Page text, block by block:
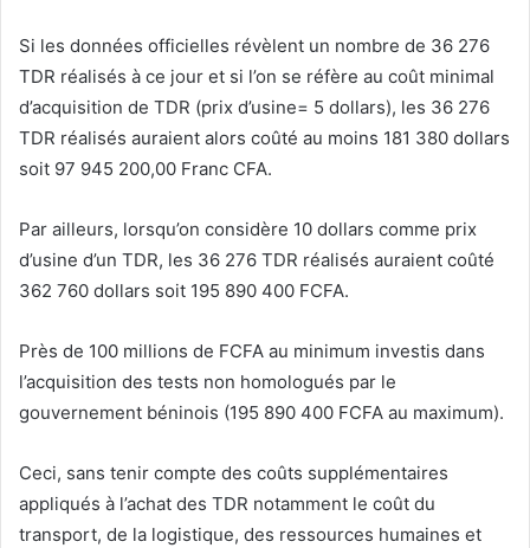
Si les données officielles révèlent un nombre de 36 276
TDR réalisés à ce jour et si l’on se réfère au coût minimal
d’acquisition de TDR (prix d’usine= 5 dollars), les 36 276
TDR réalisés auraient alors coûté au moins 181 380 dollars
soit 97 945 200,00 Franc CFA.
Par ailleurs, lorsqu’on considère 10 dollars comme prix
d’usine d’un TDR, les 36 276 TDR réalisés auraient coûté
362 760 dollars soit 195 890 400 FCFA.
Près de 100 millions de FCFA au minimum investis dans
l’acquisition des tests non homologués par le
gouvernement béninois (195 890 400 FCFA au maximum).
Ceci, sans tenir compte des coûts supplémentaires
appliqués à l’achat des TDR notamment le coût du
transport, de la logistique, des ressources humaines et